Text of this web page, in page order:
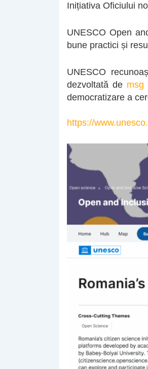
Inițiativa Oficiului
UNESCO Open
bune practici și
UNESCO
dezvoltată de msg
democratizare a
https://